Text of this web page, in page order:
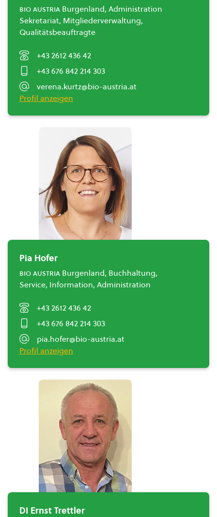
bio austria Burgenland, Administration
Sekretariat, Mitgliederverwaltung,
Qualitätsbeauftragte
+43 2612 436 42
+43 676 842 214 303
verena.kurtz@bio-austria.at
Profil anzeigen
Pia Hofer
bio austria Burgenland, Buchhaltung,
Service, Information, Administration
+43 2612 436 42
+43 676 842 214 303
pia.hofer@bio-austria.at
Profil anzeigen
DI Ernst Trettler